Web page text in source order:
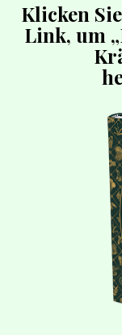
Klicken
Link, um